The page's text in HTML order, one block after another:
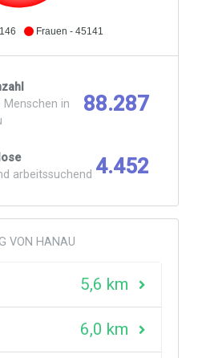
Frauen - 45141
Menschen in
88.287
arbeitssuchend 4.452
VON HANAU
5,6 km
6,0 km